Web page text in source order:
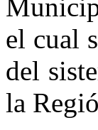
el cual
del
la